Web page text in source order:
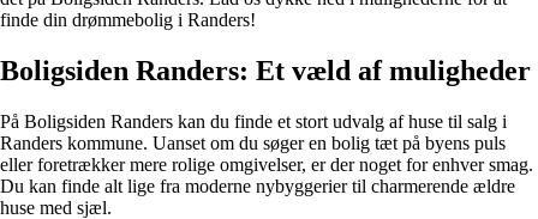
finde din drømmebolig i Randers!
Boligsiden Randers: Et væld af muligheder
På Boligsiden Randers kan du finde et stort udvalg af huse til salg i
Randers kommune. Uanset om du søger en bolig tæt på byens puls
eller foretrækker mere rolige omgivelser, er der noget for enhver smag.
Du kan finde alt lige fra moderne nybyggerier til charmerende ældre
huse med sjæl.